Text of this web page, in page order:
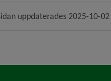
hot
uppdaterades 2025-10-02